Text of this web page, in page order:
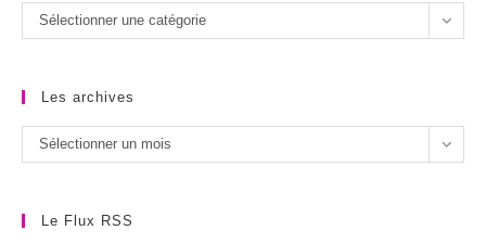
Les
catégories
Sélectionner une catégorie
Les archives
Les
archives
Sélectionner un mois
Le Flux RSS